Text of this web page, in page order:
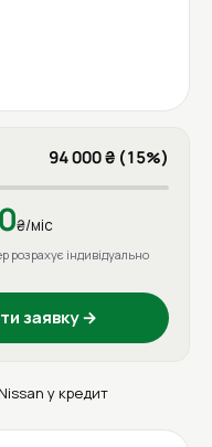
94 000 ₴ (15%)
₴/міс
розрахує індивідуально
заявку →
у кредит